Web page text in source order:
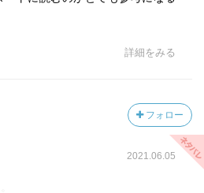
詳細をみる
フォロー
2021.06.05